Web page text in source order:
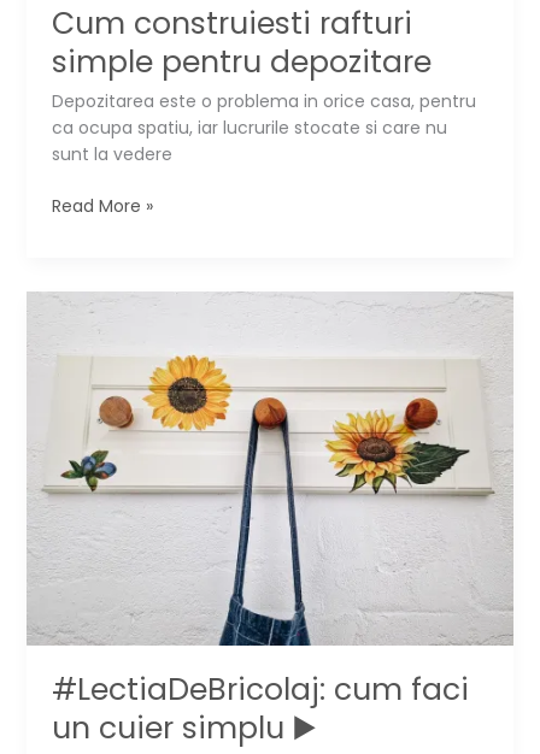
Cum construiesti rafturi
simple pentru depozitare
Depozitarea este o problema in orice casa, pentru
ca ocupa spatiu, iar lucrurile stocate si care nu
sunt la vedere
Cum
pentru
depozitare
Read More »
#LectiaDeBricolaj: cum faci
un cuier simplu ▶️